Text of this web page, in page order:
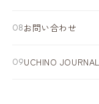
お問い合わせ
UCHINO JOURNAL